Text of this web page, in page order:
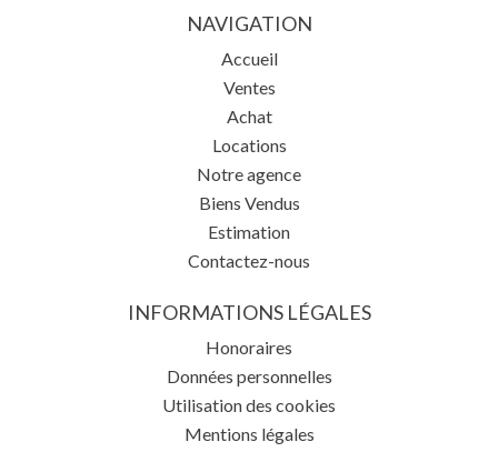
NAVIGATION
Accueil
Ventes
Achat
Locations
Notre agence
Biens Vendus
Estimation
Contactez-nous
INFORMATIONS LÉGALES
Honoraires
Données personnelles
Utilisation des cookies
Mentions légales